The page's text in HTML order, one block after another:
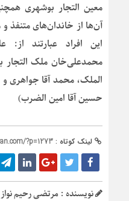
معین التجار بوشهری
آن‌ها از خاندان‌های متنفذ
این افراد عبارتند از:
محمدعلی‌خان ملک
الملک، محمد آقا جواهری
حسین آقا امین الضرب)
لینک کوتاه : ?p=1273
نویسنده : مرتضی رحیم نواز